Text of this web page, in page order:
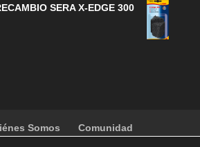
SERA X-EDGE 300
Somos
Comunidad